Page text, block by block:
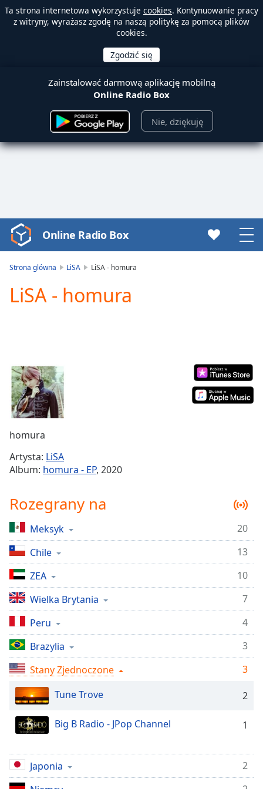
Ta strona internetowa wykorzystuje cookies. Kontynuowanie pracy
z witryny, wyrażasz zgodę na naszą politykę za pomocą plików
cookies.
Zainstalować darmową aplikację mobilną
Online Radio Box
Nie, dziękuję
Video
Player
Play
Video
Mute
Current
Time0:00
Loaded:
Stream
TypeLIVE
live,
currently
liveLIVE
Remaining
Time-
1x
Playback
Rate
Chapters
Chapters
descriptions
off,
selected
subtitles
settings
Online Radio Box
Strona glówna LiSA LiSA - homura
LiSA - homura
homura
Artysta: LiSA
Album: homura - EP, 2020
Rozegrany na
Meksyk
20
Chile
13
ZEA
10
Wielka Brytania
7
Peru
4
Brazylia
3
Stany Zjednoczone
3
Tune Trove
2
Big B Radio - JPop Channel 1
Japonia
2